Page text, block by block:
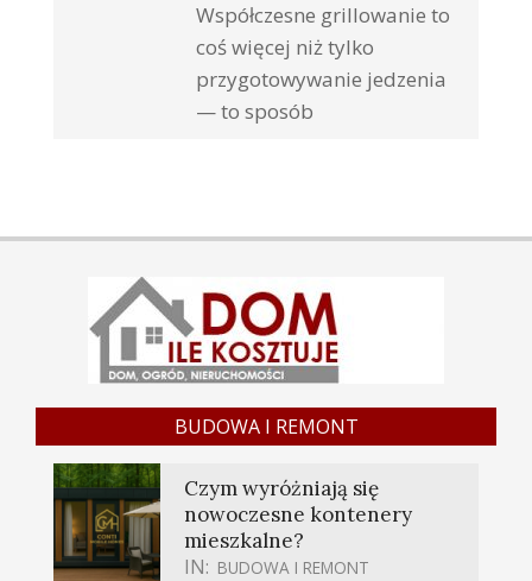
Współczesne grillowanie to
coś więcej niż tylko
przygotowywanie jedzenia
— to sposób
BUDOWA I REMONT
Czym wyróżniają się
nowoczesne kontenery
mieszkalne?
IN: BUDOWA I REMONT